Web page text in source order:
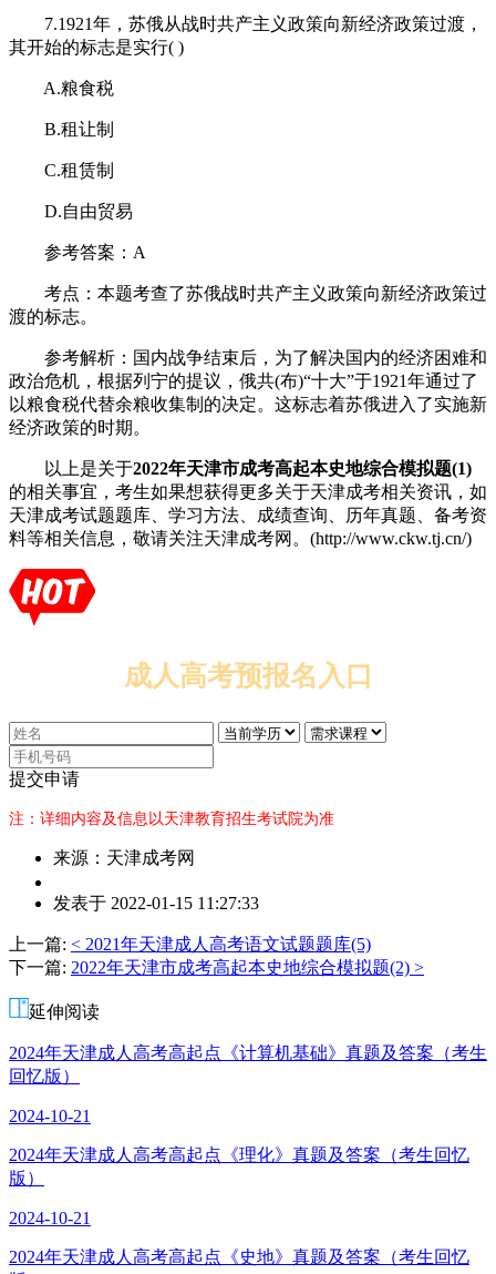
7.1921年，苏俄从战时共产主义政策向新经济政策过渡，
其开始的标志是实行( )
A.粮食税
B.租让制
C.租赁制
D.自由贸易
参考答案：A
考点：本题考查了苏俄战时共产主义政策向新经济政策过
渡的标志。
参考解析：国内战争结束后，为了解决国内的经济困难和
政治危机，根据列宁的提议，俄共(布)“十大”于1921年通过了
以粮食税代替余粮收集制的决定。这标志着苏俄进入了实施新
经济政策的时期。
以上是关于2022年天津市成考高起本史地综合模拟题(1)
的相关事宜，考生如果想获得更多关于天津成考相关资讯，如
天津成考试题题库、学习方法、成绩查询、历年真题、备考资
料等相关信息，敬请关注天津成考网。(http://www.ckw.tj.cn/)
成人高考预报名入口
提交申请
注：详细内容及信息以天津教育招生考试院为准
来源：天津成考网
者：
老
师
发表于 2022-01-15 11:27:33
上一篇: < 2021年天津成人高考语文试题题库(5)
下一篇: 2022年天津市成考高起本史地综合模拟题(2) >
延伸阅读
2024年天津成人高考高起点《计算机基础》真题及答案（考生
回忆版）
2024-10-21
2024年天津成人高考高起点《理化》真题及答案（考生回忆
版）
2024-10-21
2024年天津成人高考高起点《史地》真题及答案（考生回忆